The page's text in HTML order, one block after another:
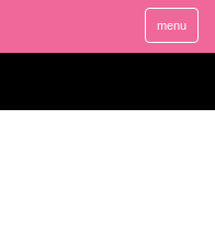
menu